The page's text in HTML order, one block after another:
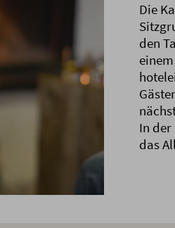
Die
den
In
das